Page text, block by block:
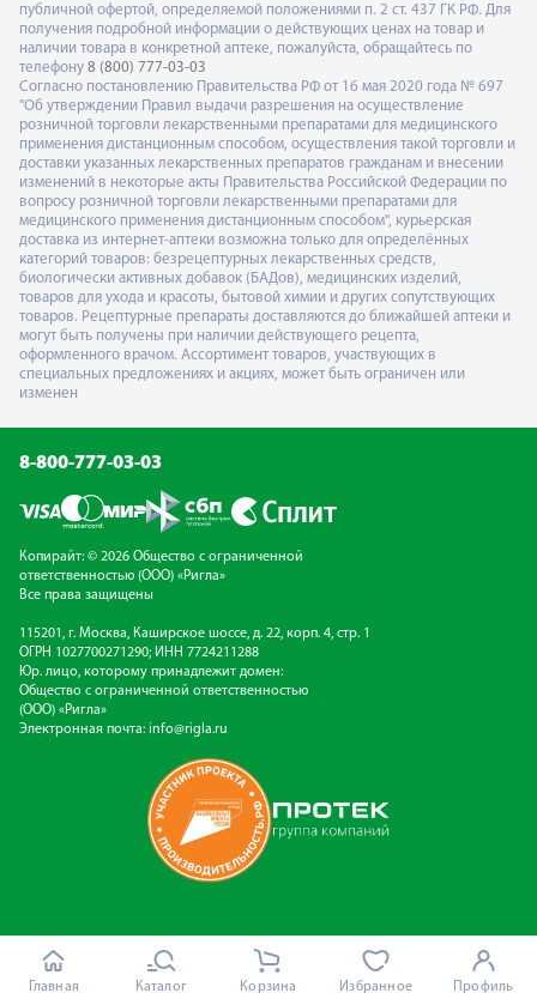
публичной офертой, определяемой положениями п. 2 ст. 437 ГК РФ. Для
получения подробной информации о действующих ценах на товар и
наличии товара в конкретной аптеке, пожалуйста, обращайтесь по
телефону 8 (800) 777-03-03
Согласно постановлению Правительства РФ от 16 мая 2020 года № 697
"Об утверждении Правил выдачи разрешения на осуществление
розничной торговли лекарственными препаратами для медицинского
применения дистанционным способом, осуществления такой торговли и
доставки указанных лекарственных препаратов гражданам и внесении
изменений в некоторые акты Правительства Российской Федерации по
вопросу розничной торговли лекарственными препаратами для
медицинского применения дистанционным способом", курьерская
доставка из интернет-аптеки возможна только для определённых
категорий товаров: безрецептурных лекарственных средств,
биологически активных добавок (БАДов), медицинских изделий,
товаров для ухода и красоты, бытовой химии и других сопутствующих
товаров. Рецептурные препараты доставляются до ближайшей аптеки и
могут быть получены при наличии действующего рецепта,
оформленного врачом. Ассортимент товаров, участвующих в
специальных предложениях и акциях, может быть ограничен или
изменен
8-800-777-03-03
Копирайт: © 2026 Общество с ограниченной
ответственностью (ООО) «Ригла»
Все права защищены
115201, г. Москва, Каширское шоссе, д. 22, корп. 4, стр. 1
ОГРН 1027700271290; ИНН 7724211288
Юр. лицо, которому принадлежит домен:
Общество с ограниченной ответственностью
(ООО) «Ригла»
Электронная почта: info@rigla.ru
Главная Каталог Корзина Избранное Профиль